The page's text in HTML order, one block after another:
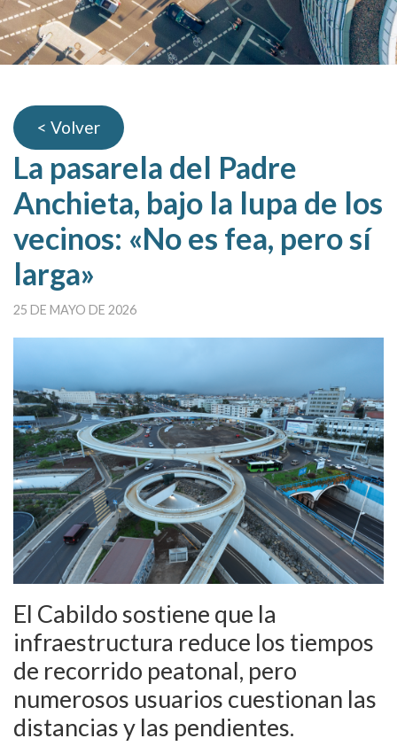
La pasarela del Padre
Anchieta, bajo la lupa de los
vecinos: «No es fea, pero sí
larga»
25 DE MAYO DE 2026
< Volver
El Cabildo sostiene que la
infraestructura reduce los tiempos
de recorrido peatonal, pero
numerosos usuarios cuestionan las
distancias y las pendientes.